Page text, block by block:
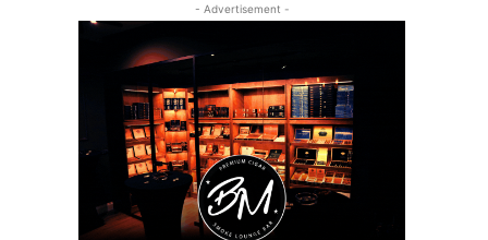
- Advertisement -